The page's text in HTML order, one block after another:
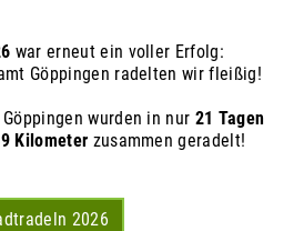
war erneut ein voller Erfolg:
Göppingen radelten wir fleißig!
wurden in nur 21 Tagen
Kilometer zusammen geradelt!
2026